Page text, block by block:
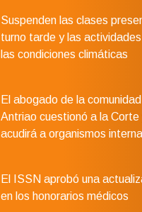
Suspenden las clases
turno tarde y las
las condiciones climáticas
El abogado de la comunidad
Antriao cuestionó a la Corte
acudirá a organismos
El ISSN aprobó una
en los honorarios médicos